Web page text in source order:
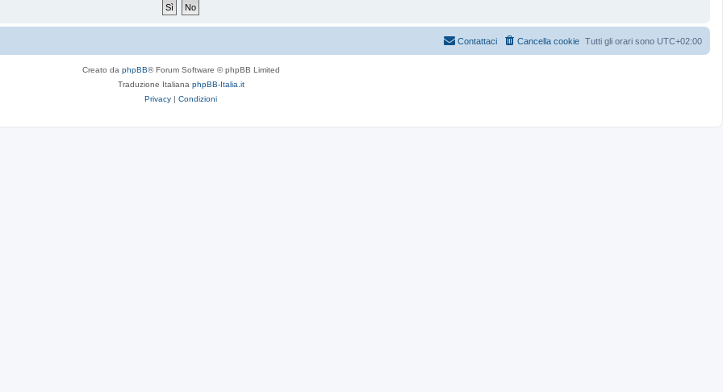
Tutti gli orari sono UTC+02:00
Cancella cookie
Contattaci
Creato da phpBB® Forum Software © phpBB Limited
Traduzione Italiana phpBB-Italia.it
Privacy | Condizioni